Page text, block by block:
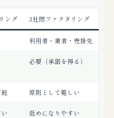
ング 3社間ファクタリング
利用者・業者・売掛先
必要（承諾を得る）
原則として難しい
低めになりやすい